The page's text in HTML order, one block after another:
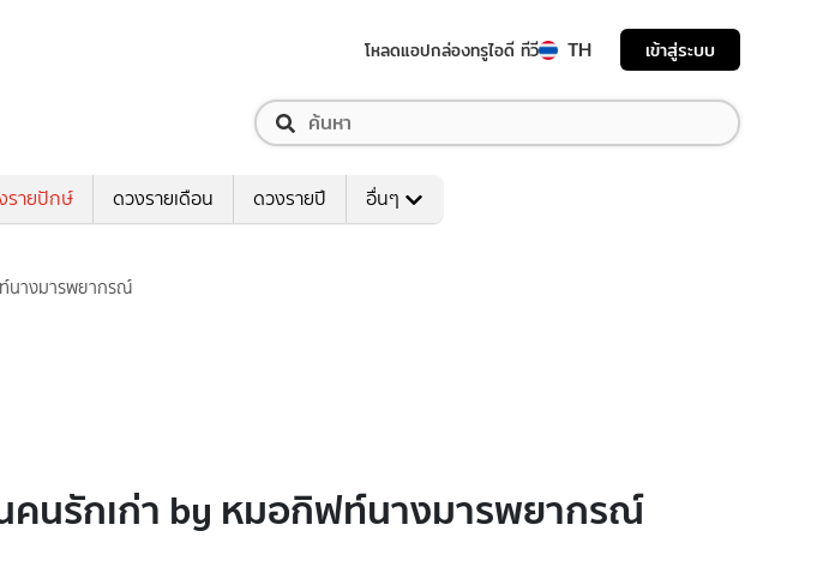
โหลดแอปกล่องทรูไอดี ทีวี TH เข้าสู่ระบบ
รายปักษ์ ดวงรายเดือน ดวงรายปี อื่นๆ
ท์นางมารพยากรณ์
นคนรักเก่า by หมอกิฟท์นางมารพยากรณ์